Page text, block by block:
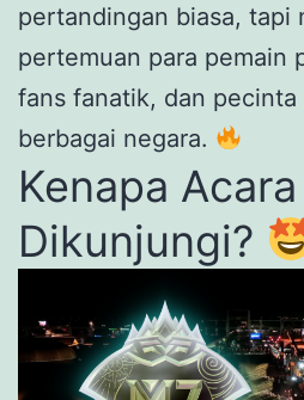
pertandingan biasa, tapi
pertemuan para pemain
fans fanatik, dan pecinta
berbagai negara.
Kenapa
Dikunjungi?